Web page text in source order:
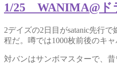
1/25 WANIMA@ド
2デイズの2日目がsatanic先行
程だ。噂では1000枚前後のキ
対バンはサンボマスターで、